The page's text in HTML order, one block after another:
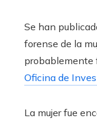
Se han
forense de la
probablemente
Oficina de
La mujer fue